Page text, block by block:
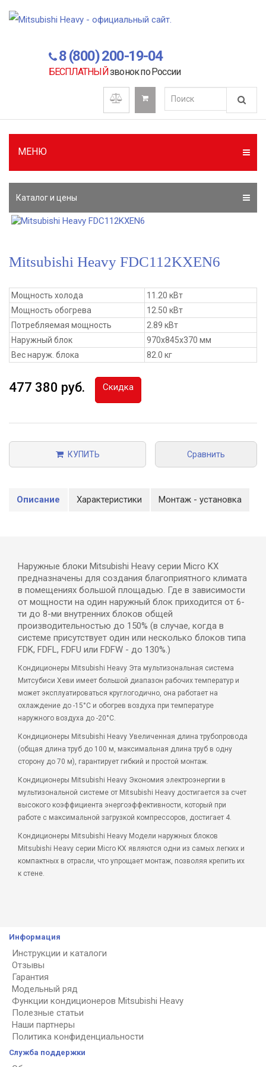
8 (800) 200-19-04
БЕСПЛАТНЫЙзвонок по России
МЕНЮ
Каталог и цены
Mitsubishi Heavy FDC112KXEN6
Мощность холода
11.20 кВт
Мощность обогрева
12.50 кВт
Потребляемая мощность
2.89 кВт
Наружный блок
970x845x370 мм
Вес наруж. блока
82.0 кг
477 380 руб. Скидка
КУПИТЬ Сравнить
Описание Характеристики Монтаж - установка
Наружные блоки Mitsubishi Heavy серии Micro KX
предназначены для создания благоприятного климата
в помещениях большой площадью. Где в зависимости
от мощности на один наружный блок приходится от 6-
ти до 8-ми внутренних блоков общей
производительностью до 150% (в случае, когда в
системе присутствует один или несколько блоков типа
FDK, FDFL, FDFU или FDFW - до 130%.)
Кондиционеры Mitsubishi Heavy Эта мультизональная система
Митсубиси Хеви имеет большой диапазон рабочих температур и
может эксплуатироваться круглогодично, она работает на
охлаждение до -15°С и обогрев воздуха при температуре
наружного воздуха до -20°С.
Кондиционеры Mitsubishi Heavy Увеличенная длина трубопровода
(общая длина труб до 100 м, максимальная длина труб в одну
сторону до 70 м), гарантирует гибкий и простой монтаж.
Кондиционеры Mitsubishi Heavy Экономия электроэнергии в
мультизональной системе от Mitsubishi Heavy достигается за счет
высокого коэффициента энергоэффективности, который при
работе с максимальной загрузкой компрессоров, достигает 4.
Кондиционеры Mitsubishi Heavy Модели наружных блоков
Mitsubishi Heavy серии Micro KX являются одни из самых легких и
компактных в отрасли, что упрощает монтаж, позволяя крепить их
к стене.
Информация
Инструкции и каталоги
Отзывы
Гарантия
Модельный ряд
Функции кондиционеров Mitsubishi Heavy
Полезные статьи
Наши партнеры
Политика конфиденциальности
Служба поддержки